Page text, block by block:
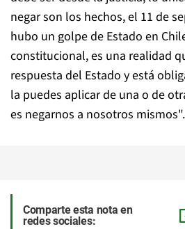
negar son los hechos, el 11 de
hubo un golpe de Estado en
constitucional, es una realidad
respuesta del Estado y está
la puedes aplicar de una o de
es negarnos a nosotros mismos".
Comparte esta nota en
redes sociales: